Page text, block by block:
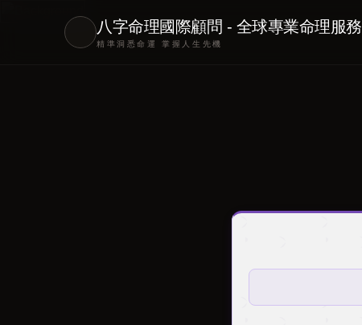
八字命理國際顧問 - 全球專業命理服務
精準洞悉命運 掌握人生先機